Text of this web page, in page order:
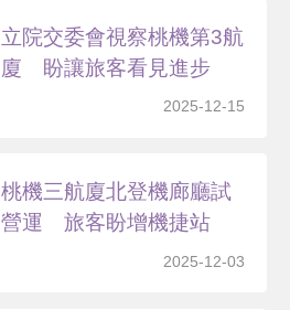
立院交委會視察桃機第3航
廈 盼讓旅客看見進步
2025-12-15
桃機三航廈北登機廊廳試
營運 旅客盼增機捷站
2025-12-03